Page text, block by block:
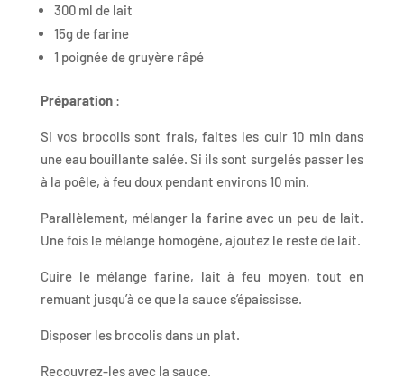
300 ml de lait
15g de farine
1 poignée de gruyère râpé
Préparation:
Si vos brocolis sont frais, faites les cuir 10 min dans
une eau bouillante salée. Si ils sont surgelés passer les
à la poêle, à feu doux pendant environs 10 min.
Parallèlement, mélanger la farine avec un peu de lait.
Une fois le mélange homogène, ajoutez le reste de lait.
Cuire le mélange farine, lait à feu moyen, tout en
remuant jusqu’à ce que la sauce s’épaississe.
Disposer les brocolis dans un plat.
Recouvrez-les avec la sauce.